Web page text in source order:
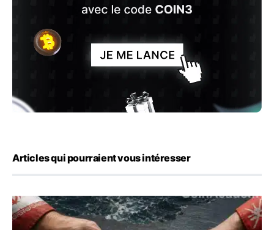
Articles qui pourraient vous intéresser
Ormuz : l’Iran annonce un accord avec Oman sur une